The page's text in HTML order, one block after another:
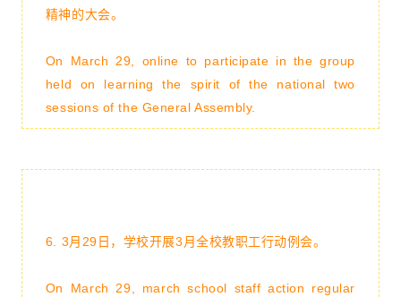
精神的大会。
On March 29, online to participate in the group
held on learning the spirit of the national two
sessions of the General Assembly.
6. 3月29日，学校开展3月全校教职工行动例会。
On March 29, march school staff action regular